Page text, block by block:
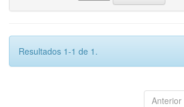
Resultados 1-1 de 1.
Anterior